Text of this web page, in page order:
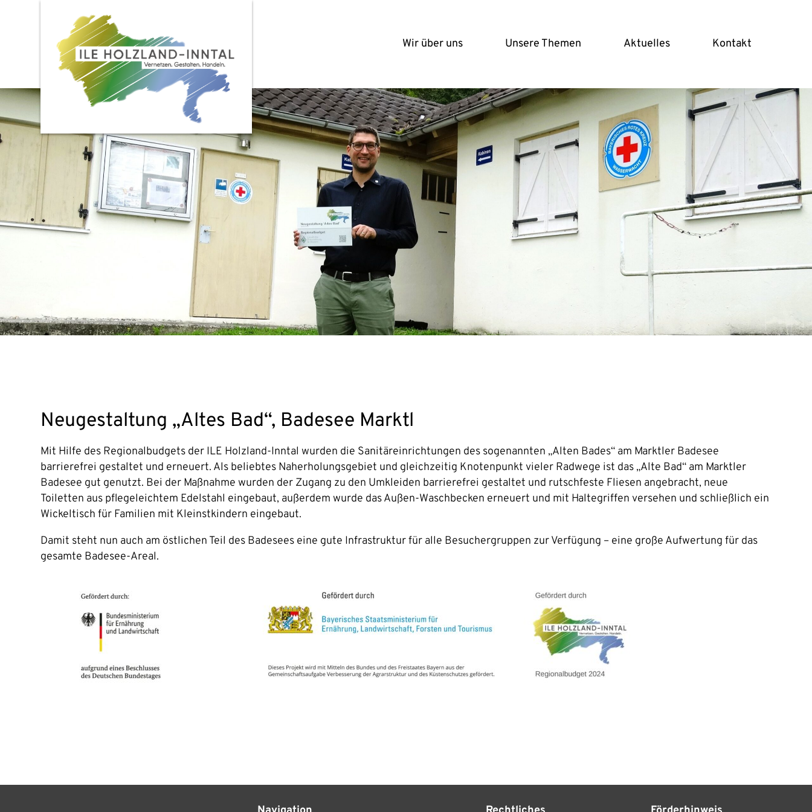
Wir über uns Unsere Themen Aktuelles Kontakt
Neugestaltung „Altes Bad“, Badesee Marktl
Mit Hilfe des Regionalbudgets der ILE Holzland-Inntal wurden die Sanitäreinrichtungen des sogenannten „Alten Bades“ am Marktler Badesee
barrierefrei gestaltet und erneuert. Als beliebtes Naherholungsgebiet und gleichzeitig Knotenpunkt vieler Radwege ist das „Alte Bad“ am Marktler
Badesee gut genutzt. Bei der Maßnahme wurden der Zugang zu den Umkleiden barrierefrei gestaltet und rutschfeste Fliesen angebracht, neue
Toiletten aus pflegeleichtem Edelstahl eingebaut, außerdem wurde das Außen-Waschbecken erneuert und mit Haltegriffen versehen und schließlich ein
Wickeltisch für Familien mit Kleinstkindern eingebaut.
Damit steht nun auch am östlichen Teil des Badesees eine gute Infrastruktur für alle Besuchergruppen zur Verfügung – eine große Aufwertung für das
gesamte Badesee-Areal.